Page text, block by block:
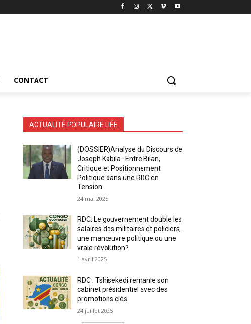
CONTACT
ACTUALITÉ POPULAIRE LIÉE
(DOSSIER)Analyse du Discours de
Joseph Kabila : Entre Bilan,
Critique et Positionnement
Politique dans une RDC en
Tension
24 mai 2025
RDC: Le gouvernement double les
salaires des militaires et policiers,
une manœuvre politique ou une
vraie révolution?
1 avril 2025
RDC : Tshisekedi remanie son
cabinet présidentiel avec des
promotions clés
24 juillet 2025